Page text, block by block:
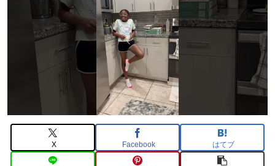
X Facebook はてブ